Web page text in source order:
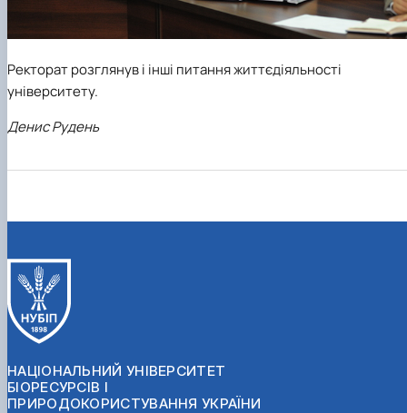
Ректорат розглянув і інші питання життєдіяльності
університету.
Денис Рудень
НАЦІОНАЛЬНИЙ УНІВЕРСИТЕТ
БІОРЕСУРСІВ І
ПРИРОДОКОРИСТУВАННЯ УКРАЇНИ